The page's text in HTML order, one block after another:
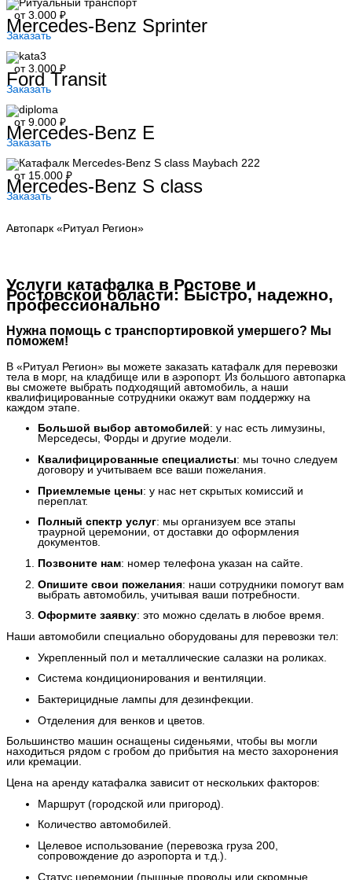
от 3.000 ₽
Mercedes-Benz Sprinter
Заказать
от 3.000 ₽
Ford Transit
Заказать
от 9.000 ₽
Mercedes-Benz E
Заказать
от 15.000 ₽
Mercedes-Benz S class
Заказать
Автопарк «Ритуал Регион»
Услуги катафалка в Ростове и
Ростовской области: Быстро, надежно,
профессионально
Нужна помощь с транспортировкой умершего? Мы
поможем!
В «Ритуал Регион» вы можете заказать катафалк для перевозки
тела в морг, на кладбище или в аэропорт. Из большого автопарка
вы сможете выбрать подходящий автомобиль, а наши
квалифицированные сотрудники окажут вам поддержку на
каждом этапе.
Большой выбор автомобилей: у нас есть лимузины,
Мерседесы, Форды и другие модели.
Квалифицированные специалисты: мы точно следуем
договору и учитываем все ваши пожелания.
Приемлемые цены: у нас нет скрытых комиссий и
переплат.
Полный спектр услуг: мы организуем все этапы
траурной церемонии, от доставки до оформления
документов.
Позвоните нам: номер телефона указан на сайте.
Опишите свои пожелания: наши сотрудники помогут вам
выбрать автомобиль, учитывая ваши потребности.
Оформите заявку: это можно сделать в любое время.
Наши автомобили специально оборудованы для перевозки тел:
Укрепленный пол и металлические салазки на роликах.
Система кондиционирования и вентиляции.
Бактерицидные лампы для дезинфекции.
Отделения для венков и цветов.
Большинство машин оснащены сиденьями, чтобы вы могли
находиться рядом с гробом до прибытия на место захоронения
или кремации.
Цена на аренду катафалка зависит от нескольких факторов:
Маршрут (городской или пригород).
Количество автомобилей.
Целевое использование (перевозка груза 200,
сопровождение до аэропорта и т.д.).
Статус церемонии (пышные проводы или скромные